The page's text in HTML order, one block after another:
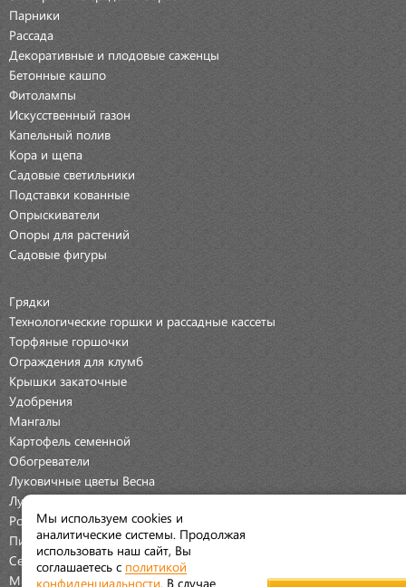
Парники
Рассада
Декоративные и плодовые саженцы
Бетонные кашпо
Фитолампы
Искусственный газон
Капельный полив
Кора и щепа
Садовые светильники
Подставки кованные
Опрыскиватели
Опоры для растений
Садовые фигуры
Грядки
Технологические горшки и рассадные кассеты
Торфяные горшочки
Ограждения для клумб
Крышки закаточные
Удобрения
Мангалы
Картофель семенной
Обогреватели
Луковичные цветы Весна
Луковичные цветы Осень
Розы
Пионы
Семена Овощей
Мраморная крошка
Мы используем cookies и
аналитические системы. Продолжая
использовать наш сайт, Вы
соглашаетесь с политикой
конфиденциальности . В случае